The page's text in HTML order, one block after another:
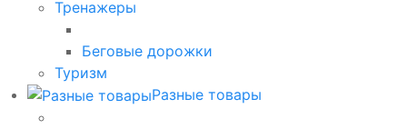
Тренажеры
Беговые дорожки
Туризм
Разные товары